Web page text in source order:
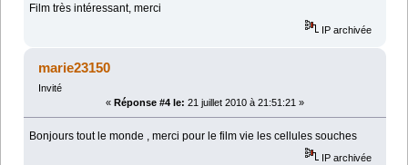
Film très intéressant, merci
IP archivée
marie23150
Invité
« Réponse #4 le: 21 juillet 2010 à 21:51:21 »
Bonjours tout le monde , merci pour le film vie les cellules souches
IP archivée